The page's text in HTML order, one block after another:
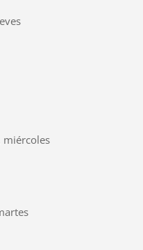
miércoles